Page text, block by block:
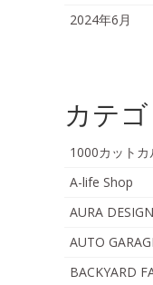
2024年6月
カテ
1000カット
A-life Shop
AURA DESIGN
AUTO
BACKYARD